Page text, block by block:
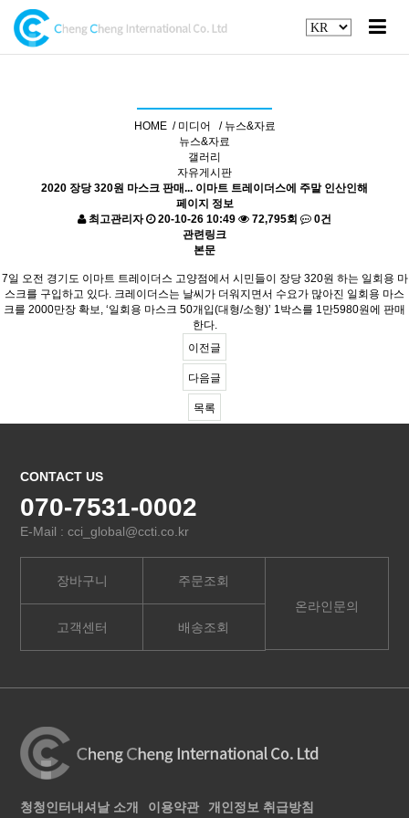
HOME / 미디어 / 뉴스&자료
뉴스&자료
갤러리
자유게시판
2020 장당 320원 마스크 판매... 이마트 트레이더스에 주말 인산인해
페이지 정보
최고관리자
20-10-26 10:49 72,795회
0건
관련링크
본문
7일 오전 경기도 이마트 트레이더스 고양점에서 시민들이 장당 320원 하는 일회용 마
스크를 구입하고 있다. 크레이더스는 날씨가 더워지면서 수요가 많아진 일회용 마스
크를 2000만장 확보, ‘일회용 마스크 50개입(대형/소형)’ 1박스를 1만5980원에 판매
한다.
이전글
다음글
목록
CONTACT US
070-7531-0002
E-Mail : cci_global@ccti.co.kr
장바구니
고객센터
주문조회
배송조회
온라인문의
청청인터내셔날 소개 이용약관 개인정보 취급방침